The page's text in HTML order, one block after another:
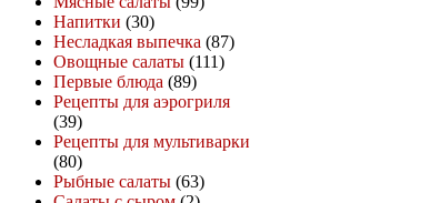
Напитки (30)
Несладкая выпечка (87)
Овощные салаты (111)
Первые блюда (89)
Рецепты для аэрогриля
(39)
Рецепты для мультиварки
(80)
Рыбные салаты (63)